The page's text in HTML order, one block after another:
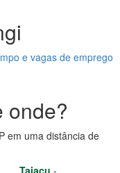
e vagas de emprego
onde?
em uma distância de
Taiaçu -